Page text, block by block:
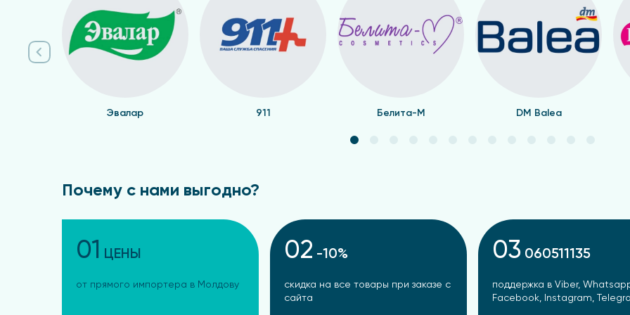
Эвалар 911 Белита-М DM Balea
Почему с нами выгодно?
01 ЦЕНЫ
от прямого импортера в Молдову
02 -10%
скидка на все товары при заказе с
сайта
03 060511135
поддержка в Viber,
Facebook, Instagram,